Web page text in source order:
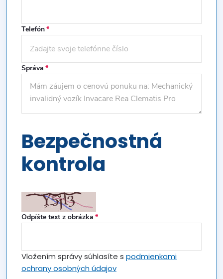
Telefón
Správa
Bezpečnostná
kontrola
Odpíšte text z obrázka
Vložením správy súhlasíte s podmienkami
ochrany osobných údajov